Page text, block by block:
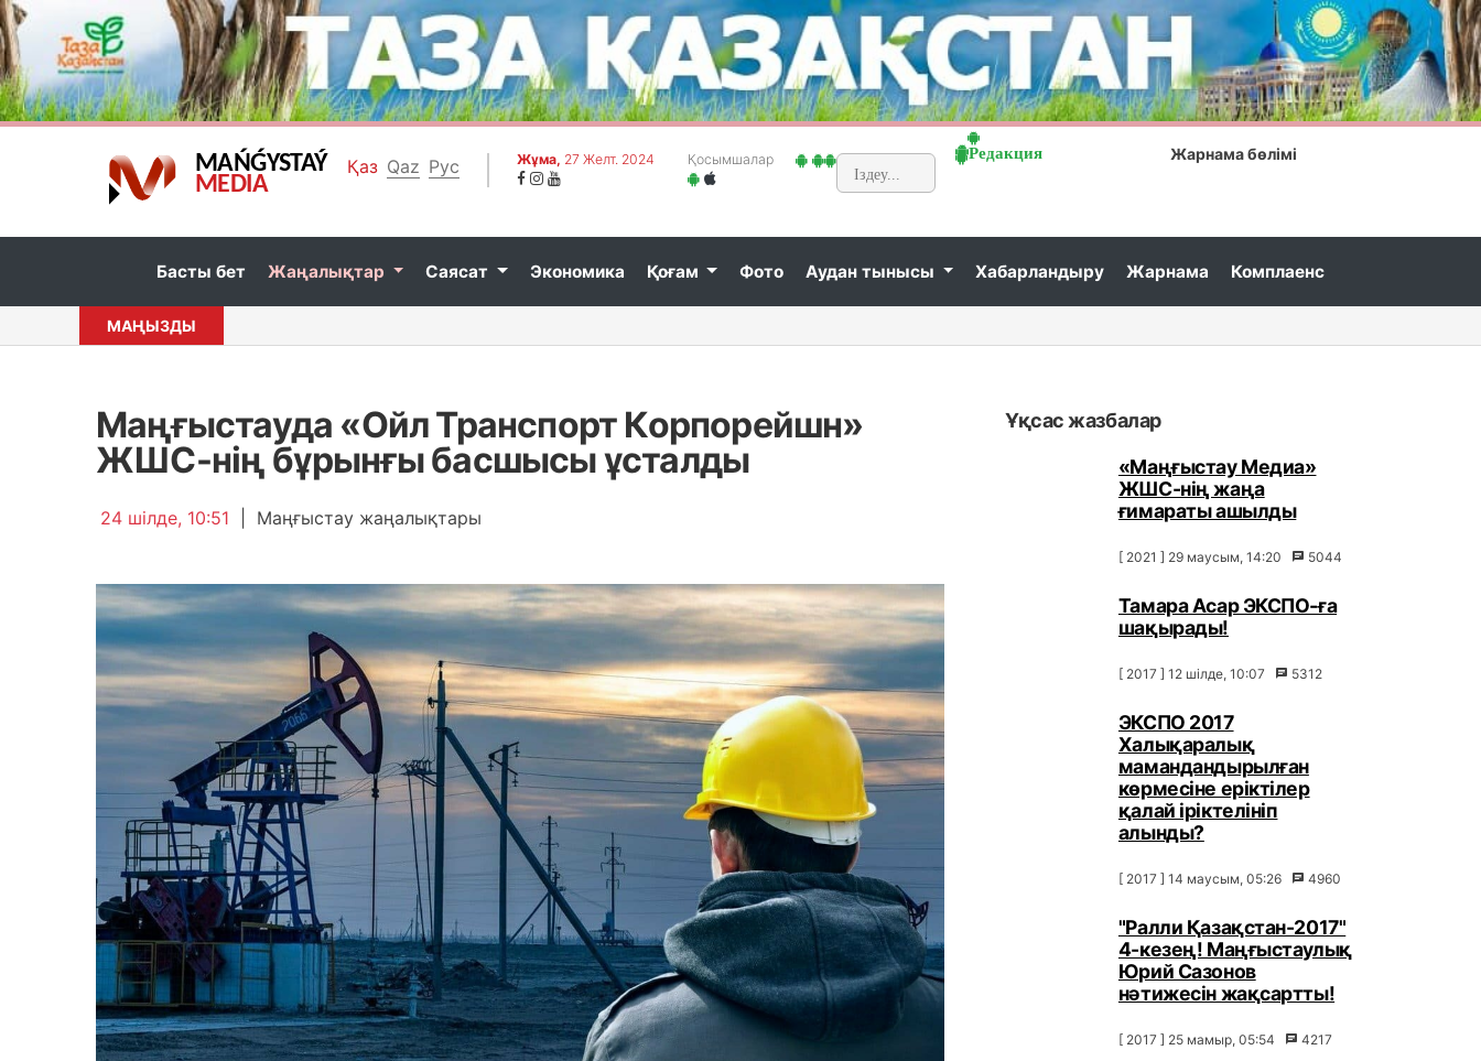
MAŃǴYSTAÝ
MEDIA
Қаз Qaz Рус Жұма, 27 Желт. 2024 Қосымшалар Редакция Жарнама бөлімі
Басты бет Жаңалықтар Саясат Экономика Қоғам Фото Аудан тынысы Хабарландыру Жарнама Комплаенс
МАҢЫЗДЫ
Маңғыстауда «Ойл Транспорт Корпорейшн»
ЖШС-нің бұрынғы басшысы ұсталды
24 шілде, 10:51 Маңғыстау жаңалықтары
Ұқсас жазбалар
«Маңғыстау Медиа»
ЖШС-нің жаңа
ғимараты ашылды
[ 2021 ] 29 маусым, 14:20 5044
Тамара Асар ЭКСПО-ға
шақырады!
[ 2017 ] 12 шілде, 10:07 5312
ЭКСПО 2017
Халықаралық
мамандандырылған
көрмесіне еріктілер
қалай іріктелініп
алынды?
[ 2017 ] 14 маусым, 05:26 4960
"Ралли Қазақстан-2017"
4-кезең! Маңғыстаулық
Юрий Сазонов
нәтижесін жақсартты!
[ 2017 ] 25 мамыр, 05:54 4217